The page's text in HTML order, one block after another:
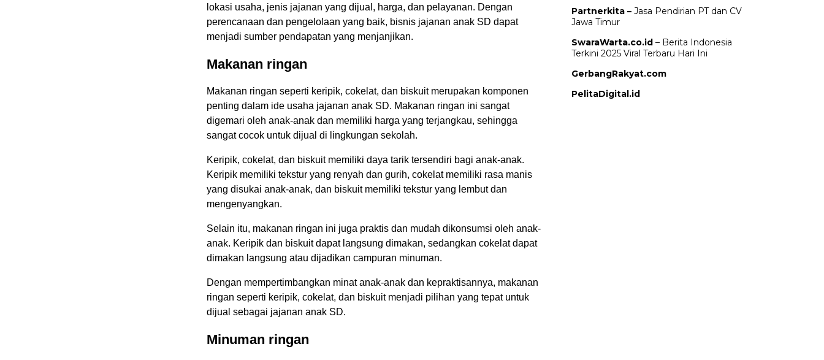
lokasi usaha, jenis jajanan yang dijual, harga, dan pelayanan. Dengan
perencanaan dan pengelolaan yang baik, bisnis jajanan anak SD dapat
menjadi sumber pendapatan yang menjanjikan.
Makanan ringan
Makanan ringan seperti keripik, cokelat, dan biskuit merupakan komponen
penting dalam ide usaha jajanan anak SD. Makanan ringan ini sangat
digemari oleh anak-anak dan memiliki harga yang terjangkau, sehingga
sangat cocok untuk dijual di lingkungan sekolah.
Keripik, cokelat, dan biskuit memiliki daya tarik tersendiri bagi anak-anak.
Keripik memiliki tekstur yang renyah dan gurih, cokelat memiliki rasa manis
yang disukai anak-anak, dan biskuit memiliki tekstur yang lembut dan
mengenyangkan.
Selain itu, makanan ringan ini juga praktis dan mudah dikonsumsi oleh anak-
anak. Keripik dan biskuit dapat langsung dimakan, sedangkan cokelat dapat
dimakan langsung atau dijadikan campuran minuman.
Dengan mempertimbangkan minat anak-anak dan kepraktisannya, makanan
ringan seperti keripik, cokelat, dan biskuit menjadi pilihan yang tepat untuk
dijual sebagai jajanan anak SD.
Minuman ringan
Partnerkita – Jasa Pendirian PT dan CV
Jawa Timur
SwaraWarta.co.id – Berita Indonesia
Terkini 2025 Viral Terbaru Hari Ini
GerbangRakyat.com
PelitaDigital.id